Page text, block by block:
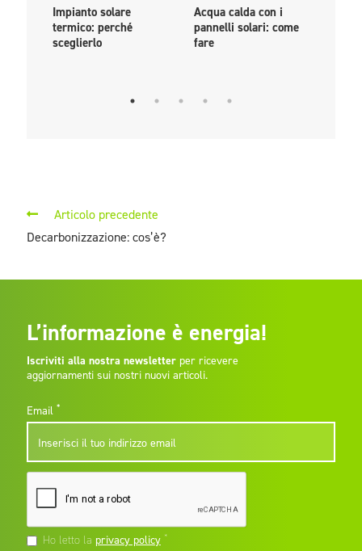
Impianto solare
termico: perché
sceglierlo
Acqua calda con i
pannelli solari: come
fare
Articolo precedente
Decarbonizzazione: cos’è?
L’informazione è energia!
Iscriviti alla nostra newsletterper ricevere
aggiornamenti sui nostri nuovi articoli.
Email *
Ho letto la privacy policy *